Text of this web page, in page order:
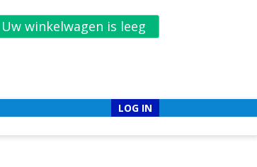
Uw winkelwagen is leeg
LOG IN